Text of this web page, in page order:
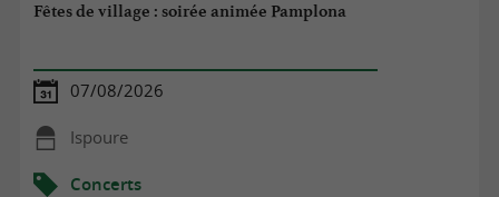
Fêtes de village : soirée animée Pamplona
07/08/2026
Ispoure
Concerts